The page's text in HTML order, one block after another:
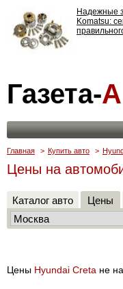
Надежные
Komatsu:
что нужно
Газета-А
Главная > Купить авто >
Цены на
Каталог авто Цены
Цены Hyundai Creta не